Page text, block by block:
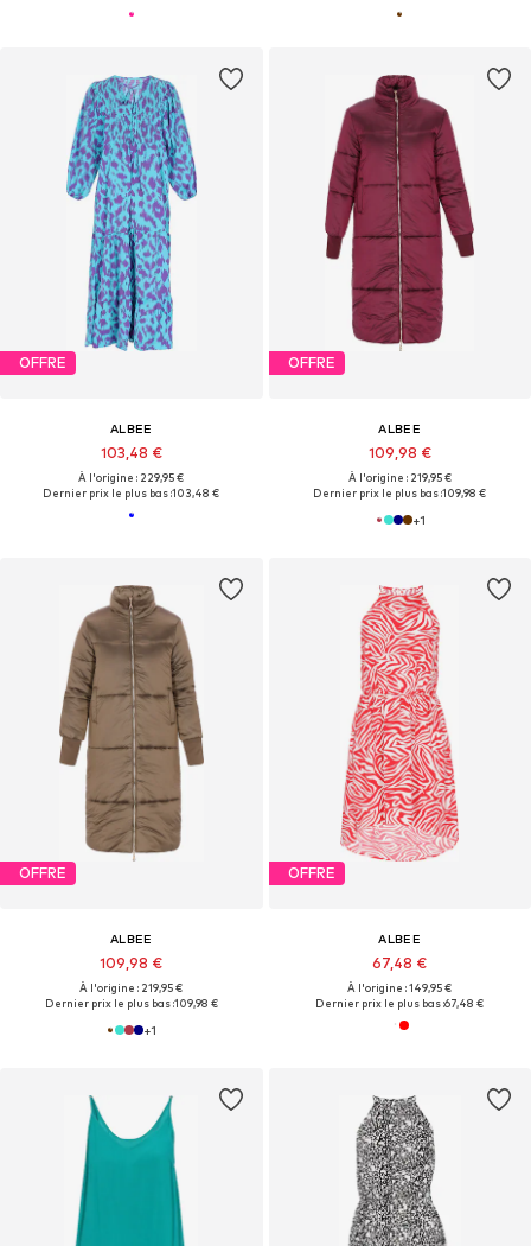
OFFRE
ALBEE
103,48 €
À l'origine : 229,95 €
Dernier prix le plus bas :103,48 €
OFFRE
ALBEE
109,98 €
À l'origine : 219,95 €
Dernier prix le plus bas :109,98 €
+1
OFFRE
ALBEE
109,98 €
À l'origine : 219,95 €
Dernier prix le plus bas :109,98 €
+1
OFFRE
ALBEE
67,48 €
À l'origine : 149,95 €
Dernier prix le plus bas :67,48 €